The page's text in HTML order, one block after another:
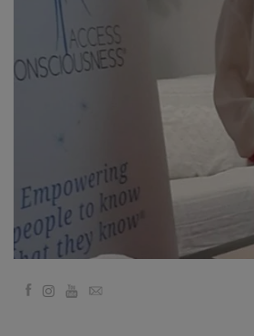
régions
Shop
More
Actualités
FacebookYouTube
Email